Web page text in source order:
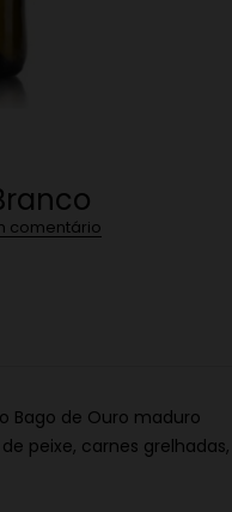
comentário
Bago de Ouro maduro
peixe, carnes grelhadas,